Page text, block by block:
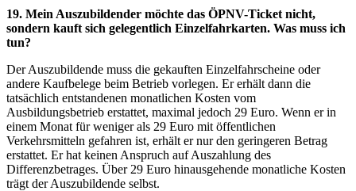
19. Mein Auszubildender möchte das ÖPNV-Ticket nicht,
sondern kauft sich gelegentlich Einzelfahrkarten. Was muss ich
tun?
Der Auszubildende muss die gekauften Einzelfahrscheine oder
andere Kaufbelege beim Betrieb vorlegen. Er erhält dann die
tatsächlich entstandenen monatlichen Kosten vom
Ausbildungsbetrieb erstattet, maximal jedoch 29 Euro. Wenn er in
einem Monat für weniger als 29 Euro mit öffentlichen
Verkehrsmitteln gefahren ist, erhält er nur den geringeren Betrag
erstattet. Er hat keinen Anspruch auf Auszahlung des
Differenzbetrages. Über 29 Euro hinausgehende monatliche Kosten
trägt der Auszubildende selbst.